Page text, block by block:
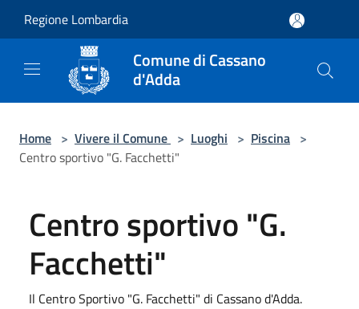
Regione Lombardia
Comune di Cassano
d'Adda
Home > Vivere il Comune > Luoghi > Piscina >
Centro sportivo "G. Facchetti"
Centro sportivo "G.
Facchetti"
Il Centro Sportivo "G. Facchetti" di Cassano d'Adda.